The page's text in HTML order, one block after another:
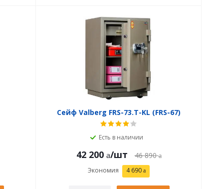
Сейф Valberg FRS-73.T-KL (FRS-67)
Есть в наличии
42 200 /шт 46 890
Экономия 4 690